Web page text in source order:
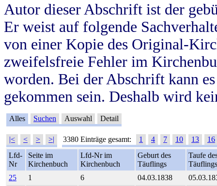
Autor dieser Abschrift ist der
Er weist auf folgende
von einer Kopie des Original-
zweifelsfreie Fehler im
worden. Bei der Abschrift kann
gekommen sein. Deshalb wird
Alles Suchen Auswahl Detail
|< < > >| 3380 Einträge gesamt: 1 4 7 10 13
16
Lfd-
Nr
Seite im
Kirchenbuch
Lfd-Nr im
Kirchenbuch
Geburt des
Täuflings
Taufe
Täuflings
25
1 6 04.03.1838